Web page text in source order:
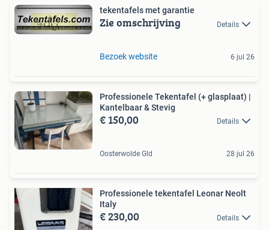
tekentafels met garantie
Zie omschrijving Details
Bezoek website 6 jul 26
Professionele Tekentafel (+ glasplaat) |
Kantelbaar & Stevig
€ 150,00 Details
Oosterwolde Gld 28 jul 26
Professionele tekentafel Leonar Neolt
Italy
€ 230,00 Details